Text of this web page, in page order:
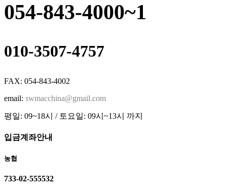
054-843-4000~1
010-3507-4757
FAX: 054-843-4002
email: swmacchina@gmail.com
평일: 09~18시 / 토요일: 09시~13시 까지
입금계좌안내
농협
733-02-555532